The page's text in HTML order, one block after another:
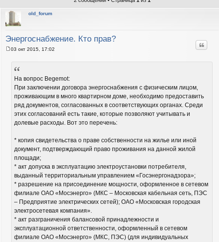
old_forum
Энергоснабжение. Кто прав?
03 окт 2015, 17:02
На вопрос Begemot:
При заключении договора энергоснабжения с физическим лицом,
проживающим в много квартирном доме, необходимо предоставить
ряд документов, согласованных в соответствующих органах. Среди
этих согласований есть такие, которые позволяют учитывать и
долевые расходы. Вот это перечень:
* копия свидетельства о праве собственности на жилье или иной
документ, подтверждающий право проживания на данной жилой
площади;
* акт допуска в эксплуатацию электроустановки потребителя,
выданный территориальным управлением «Госэнергонадзора»;
* разрешение на присоединение мощности, оформленное в сетевом
филиале ОАО «Мосэнерго» (МКС – Московская кабельная сеть, ПЭС
– Предприятие электрических сетей); ОАО «Московская городская
электросетевая компания».
* акт разграничения балансовой принадлежности и
эксплуатационной ответственности, оформленный в сетевом
филиале ОАО «Мосэнерго» (МКС, ПЭС) (для индивидуальных